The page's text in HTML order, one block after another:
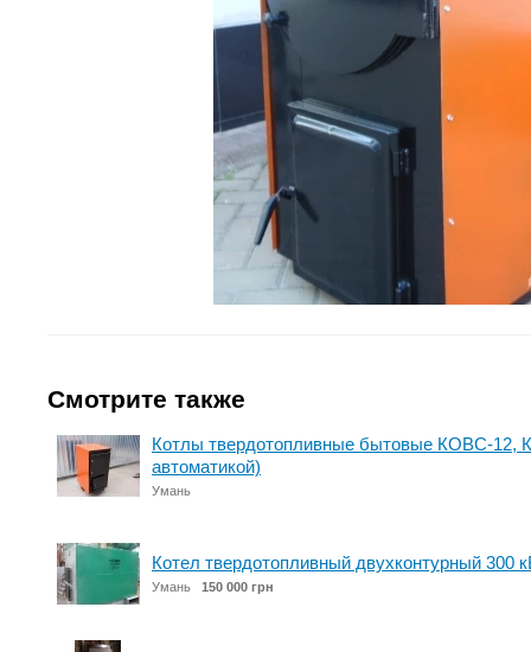
Смотрите также
Котлы твердотопливные бытовые КОВС-
автоматикой)
Умань
Котел твердотопливный двухконтурный 300
Умань 150 000 грн